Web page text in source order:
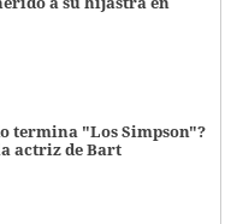
termina "Los Simpson"?
actriz de Bart